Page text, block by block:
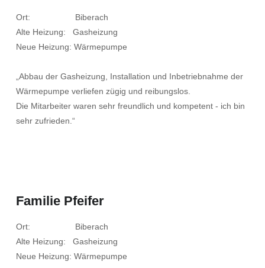
Ort: Biberach
Alte Heizung: Gasheizung
Neue Heizung: Wärmepumpe
„Abbau der Gasheizung, Installation und Inbetriebnahme der
Wärmepumpe verliefen zügig und reibungslos.
Die Mitarbeiter waren sehr freundlich und kompetent - ich bin
sehr zufrieden.“
Familie Pfeifer
Ort: Biberach
Alte Heizung: Gasheizung
Neue Heizung: Wärmepumpe